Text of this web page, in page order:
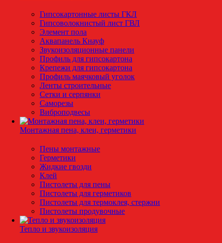
Гипсокартонные листы ГКЛ
Гипсоволокнистый лист ГВЛ
Элемент пола
Аквапанель Кнауф
Звукоизоляционные панели
Профиль для гипсокартона
Крепежи для гипсокартона
Профиль маячковый уголок
Ленты строительные
Сетки и серпянки
Саморезы
Виброподвесы
Монтажная пена, клеи, герметики
Пены монтажные
Герметики
Жидкие гвозди
Клей
Пистолеты для пены
Пистолеты для герметиков
Пистолеты для термоклея, стержни
Пистолеты продувочные
Тепло и звукоизоляция